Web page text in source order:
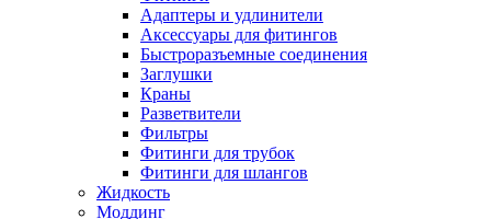
Адаптеры и удлинители
Аксессуары для фитингов
Быстроразъемные соединения
Заглушки
Краны
Разветвители
Фильтры
Фитинги для трубок
Фитинги для шлангов
Жидкость
Моддинг